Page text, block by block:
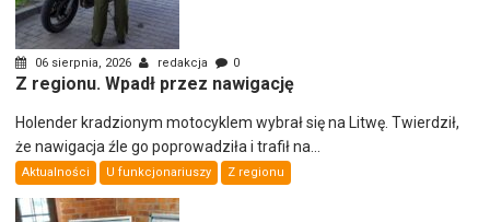
06 sierpnia, 2026 redakcja 0
Z regionu. Wpadł przez nawigację
Holender kradzionym motocyklem wybrał się na Litwę. Twierdził,
że nawigacja źle go poprowadziła i trafił na...
Aktualności U funkcjonariuszy Z regionu